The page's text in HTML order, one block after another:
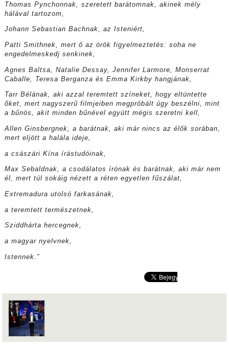
Thomas Pynchonnak, szeretett barátomnak, akinek mély
hálával tartozom,
Johann Sebastian Bachnak, az Isteniért,
Patti Smithnek, mert ő az örök figyelmeztetés: soha ne
engedelmeskedj senkinek,
Agnes Baltsa, Natalie Dessay, Jennifer Larmore, Monserrat
Caballe, Teresa Berganza és Emma Kirkby hangjának,
Tarr Bélának, aki azzal teremtett színeket, hogy eltüntette
őket, mert nagyszerű filmjeiben megpróbált úgy beszélni, mint
a bűnös, akit minden bűnével együtt mégis szeretni kell,
Allen Ginsbergnek, a barátnak, aki már nincs az élők sorában,
mert eljött a halála ideje,
a császári Kína írástudóinak,
Max Sebaldnak, a csodálatos írónak és barátnak, aki már nem
él, mert túl sokáig nézett a réten egyetlen fűszálat,
Extremadura utolsó farkasának,
a teremtett természetnek,
Sziddhárta hercegnek,
a magyar nyelvnek,
Istennek.”